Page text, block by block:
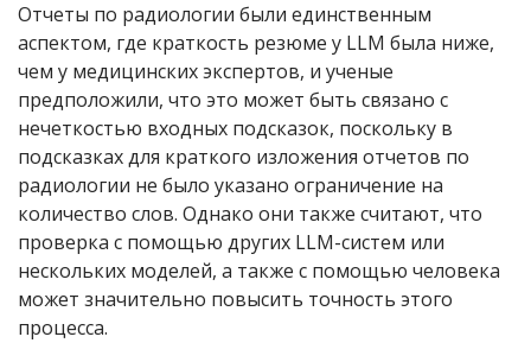
Отчеты по радиологии были единственным
аспектом, где краткость резюме у LLM была ниже,
чем у медицинских экспертов, и ученые
предположили, что это может быть связано с
нечеткостью входных подсказок, поскольку в
подсказках для краткого изложения отчетов по
радиологии не было указано ограничение на
количество слов. Однако они также считают, что
проверка с помощью других LLM-систем или
нескольких моделей, а также с помощью человека
может значительно повысить точность этого
процесса.